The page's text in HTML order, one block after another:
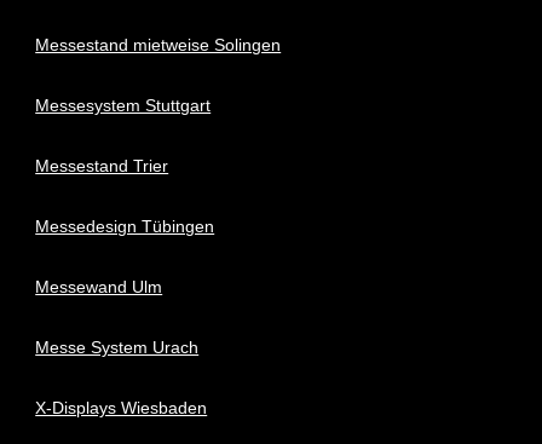
Messestand mietweise Solingen
Messesystem Stuttgart
Messestand Trier
Messedesign Tübingen
Messewand Ulm
Messe System Urach
X-Displays Wiesbaden